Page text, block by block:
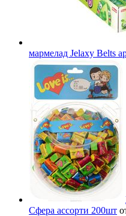
мармелад Jelaxy Belts
Сфера ассорти 200шт